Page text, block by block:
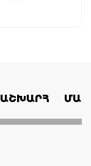
ԱՇԽԱՐՀ